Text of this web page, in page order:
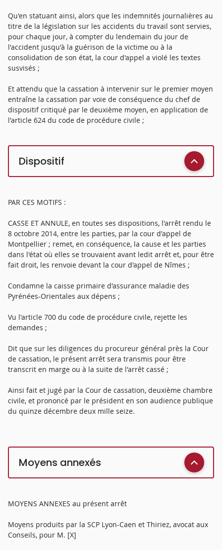
Qu'en statuant ainsi, alors que les indemnités journalières au
titre de la législation sur les accidents du travail sont servies,
pour chaque jour, à compter du lendemain du jour de
l'accident jusqu'à la guérison de la victime ou à la
consolidation de son état, la cour d'appel a violé les textes
susvisés ;
Et attendu que la cassation à intervenir sur le premier moyen
entraîne la cassation par voie de conséquence du chef de
dispositif critiqué par le deuxième moyen, en application de
l'article 624 du code de procédure civile ;
Dispositif
PAR CES MOTIFS :
CASSE ET ANNULE, en toutes ses dispositions, l'arrêt rendu le
8 octobre 2014, entre les parties, par la cour d'appel de
Montpellier ; remet, en conséquence, la cause et les parties
dans l'état où elles se trouvaient avant ledit arrêt et, pour être
fait droit, les renvoie devant la cour d'appel de Nîmes ;
Condamne la caisse primaire d'assurance maladie des
Pyrénées-Orientales aux dépens ;
Vu l'article 700 du code de procédure civile, rejette les
demandes ;
Dit que sur les diligences du procureur général près la Cour
de cassation, le présent arrêt sera transmis pour être
transcrit en marge ou à la suite de l'arrêt cassé ;
Ainsi fait et jugé par la Cour de cassation, deuxième chambre
civile, et prononcé par le président en son audience publique
du quinze décembre deux mille seize.
Moyens annexés
MOYENS ANNEXES au présent arrêt
Moyens produits par la SCP Lyon-Caen et Thiriez, avocat aux
Conseils, pour M. [X]